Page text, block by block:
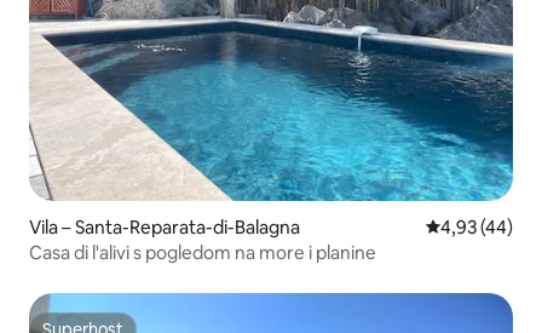
Vila – Santa-Reparata-di-Balagna Prosječna
4,93 (44)
Casa di l'alivi s pogledom na more i planine